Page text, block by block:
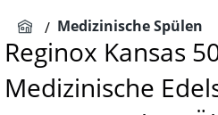
Medizinische Spülen
Reginox Kansas
Medizinische